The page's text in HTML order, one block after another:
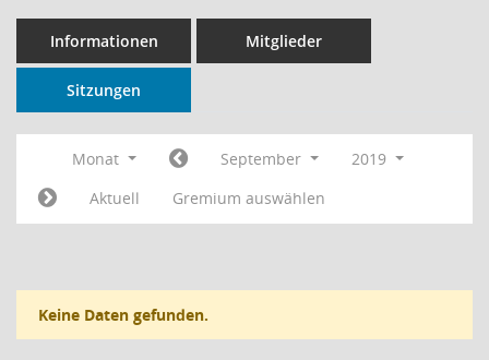
Informationen Mitglieder
Sitzungen
Monat September
2019
Aktuell
Gremium auswählen
Keine Daten gefunden.